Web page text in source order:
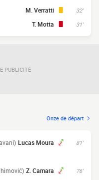
32'
M. Verratti
31'
T. Motta
PUBLICITÉ
Onze de départ
81'
Lucas Moura
76'
Z. Camara